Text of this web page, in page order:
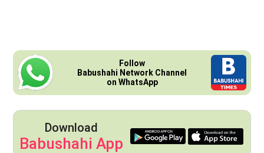
Follow
Babushahi Network Channel
on WhatsApp
Download
Babushahi App